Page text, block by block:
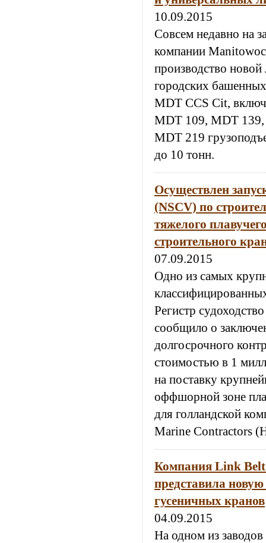
10.09.2015
Совсем недавно на
компании
производство новой
городских
MDT CCS Cit,
MDT 109, MDT
MDT 219
до 10 тонн.
Осуществлен
(NSCV) по
тяжелого
строительного
07.09.2015
Одно из самых
Регистр
сообщило о
долгосрочного
стоимостью в 1
на поставку
оффшорной зоне
для голландской
Marine Contractors
Компания Link Belt
представила
гусеничных кранов
04.09.2015
На одном из